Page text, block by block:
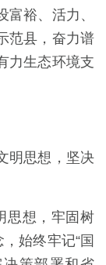
裕、活力、
范县，奋力谱
力生态环境支
明思想，坚决
思想，牢固树
始终牢记“国